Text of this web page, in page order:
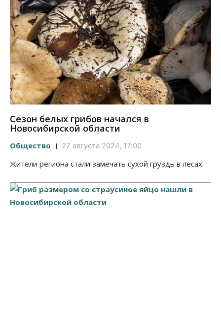
Сезон белых грибов начался в
Новосибирской области
Общество 27 августа 2024, 17:00
Жители региона стали замечать сухой груздь в лесах.